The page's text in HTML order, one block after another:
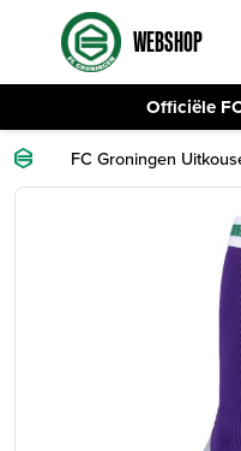
WEBSHOP
Officiële
FC Groningen